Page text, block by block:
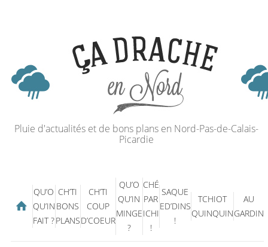
Pluie d'actualités et de bons plans en Nord-Pas-de-Calais-
Picardie
QU’O
QU’IN
FAIT ?
CH’TI
BONS
PLANS
CH’TI
COUP
D’COEUR
QU’O
QU’IN
MINGE
?
CHÉ
PAR
ICHI
!
SAQUE
ED’DINS
!
TCHIOT
QUINQUIN
AU
GARDIN